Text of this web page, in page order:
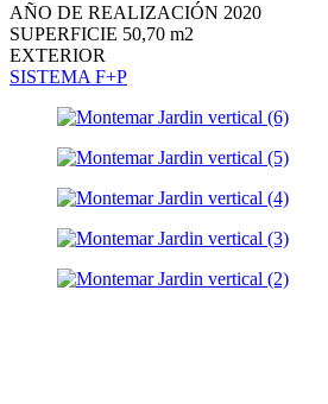
AÑO DE REALIZACIÓN 2020
SUPERFICIE 50,70 m2
EXTERIOR
SISTEMA F+P